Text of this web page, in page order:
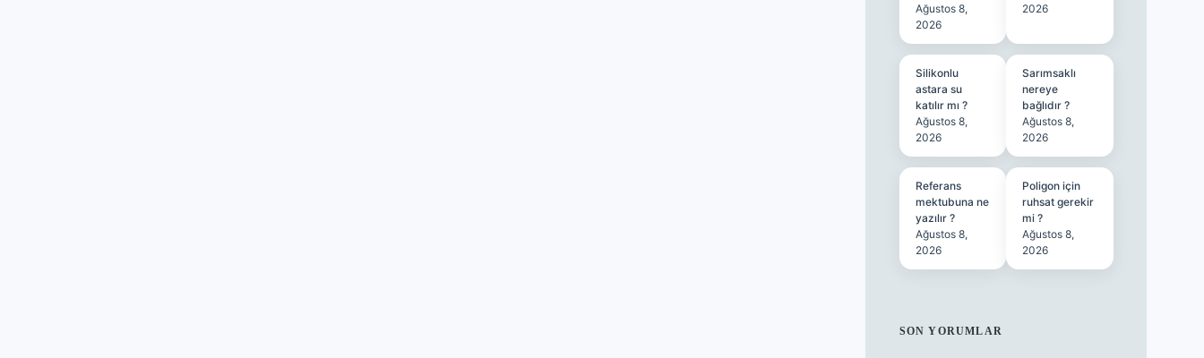
Ağustos 8,
2026
2026
Silikonlu
astara su
katılır mı ?
Ağustos 8,
2026
Sarımsaklı
nereye
bağlıdır ?
Ağustos 8,
2026
Referans
mektubuna ne
yazılır ?
Ağustos 8,
2026
Poligon için
ruhsat gerekir
mi ?
Ağustos 8,
2026
SON YORUMLAR